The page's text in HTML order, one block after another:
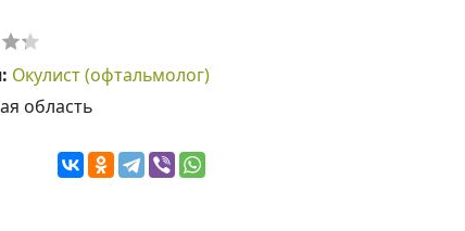
Окулист (офтальмолог)
область